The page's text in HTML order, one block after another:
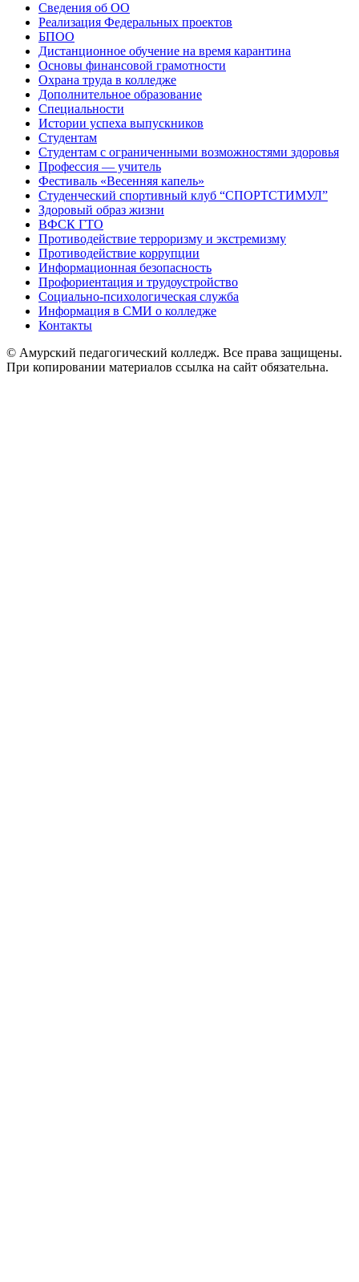
Сведения об ОО
Реализация Федеральных проектов
БПОО
Дистанционное обучение на время карантина
Основы финансовой грамотности
Охрана труда в колледже
Дополнительное образование
Специальности
Истории успеха выпускников
Студентам
Студентам с ограниченными возможностями здоровья
Профессия — учитель
Фестиваль «Весенняя капель»
Студенческий спортивный клуб “СПОРТСТИМУЛ”
Здоровый образ жизни
ВФСК ГТО
Противодействие терроризму и экстремизму
Противодействие коррупции
Информационная безопасность
Профориентация и трудоустройство
Социально-психологическая служба
Информация в СМИ о колледже
Контакты
© Амурский педагогический колледж. Все права защищены.
При копировании материалов ссылка на сайт обязательна.